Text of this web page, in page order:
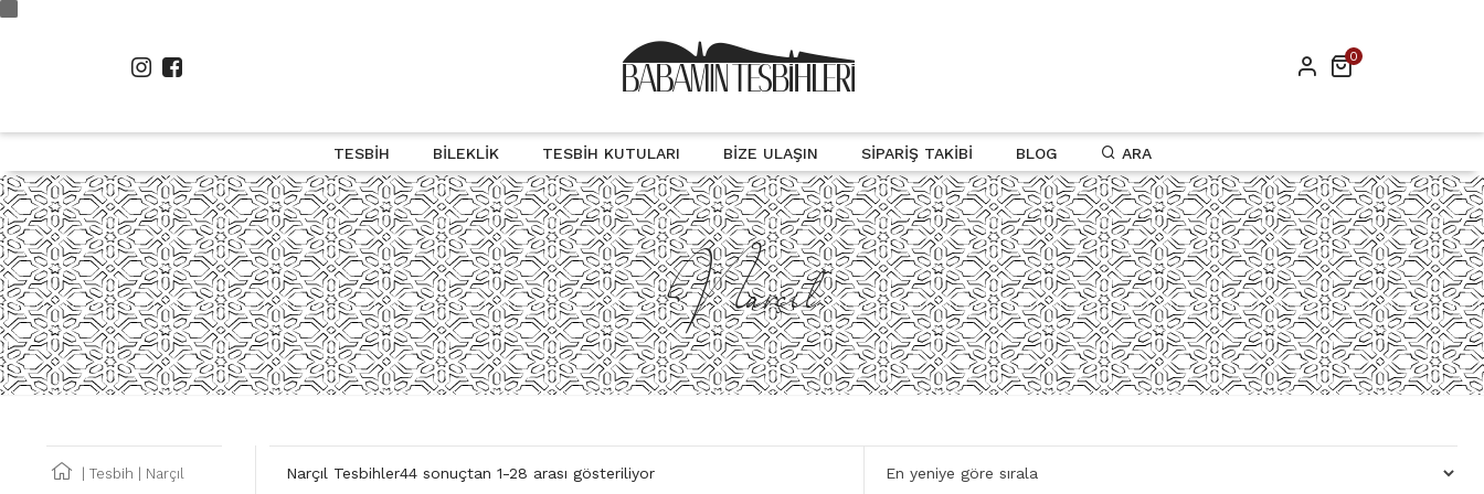
0
TESBIH BILEKLIK TESBIH KUTULARI BIZE ULAŞIN SIPARIŞ TAKIBI BLOG ARA
Narçıl
Tesbih Narçıl Narçıl Tesbihler44 sonuçtan 1-28 arası gösteriliyorEn